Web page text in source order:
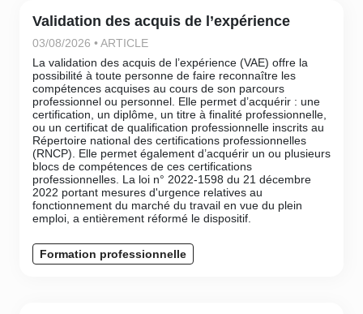
Validation des acquis de l’expérience
03/08/2026 • ARTICLE
La validation des acquis de l’expérience (VAE) offre la
possibilité à toute personne de faire reconnaître les
compétences acquises au cours de son parcours
professionnel ou personnel. Elle permet d’acquérir : une
certification, un diplôme, un titre à finalité professionnelle,
ou un certificat de qualification professionnelle inscrits au
Répertoire national des certifications professionnelles
(RNCP). Elle permet également d’acquérir un ou plusieurs
blocs de compétences de ces certifications
professionnelles. La loi n° 2022-1598 du 21 décembre
2022 portant mesures d'urgence relatives au
fonctionnement du marché du travail en vue du plein
emploi, a entièrement réformé le dispositif.
Formation professionnelle